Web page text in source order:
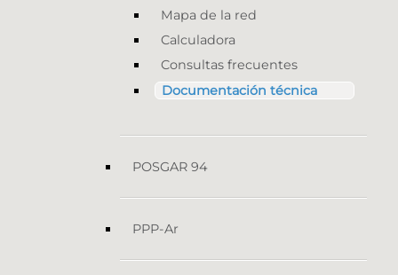
Mapa de la red
Calculadora
Consultas frecuentes
Documentación técnica
POSGAR 94
PPP-Ar